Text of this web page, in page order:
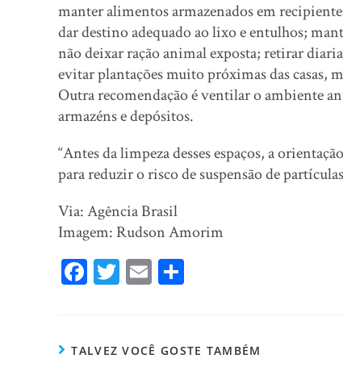
manter alimentos armazenados em
dar destino adequado ao lixo e entulhos;
não deixar ração animal exposta; retirar
evitar plantações muito próximas das casas,
Outra recomendação é ventilar o ambiente
armazéns e depósitos.
“Antes da limpeza desses espaços, a
para reduzir o risco de suspensão de
Via: Agência Brasil
Imagem: Rudson Amorim
Fa
ok
T
er
E
TALVEZ VOCÊ GOSTE TAMBÉM